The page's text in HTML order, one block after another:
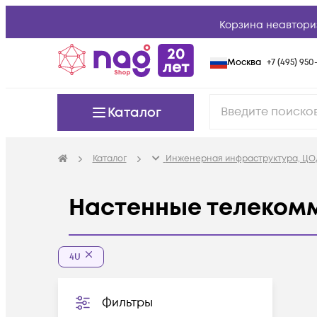
Корзина
Москва +7 (495) 950-
Каталог
Каталог Инженерная инфраструктура,
Настенные
Фильтры
4U